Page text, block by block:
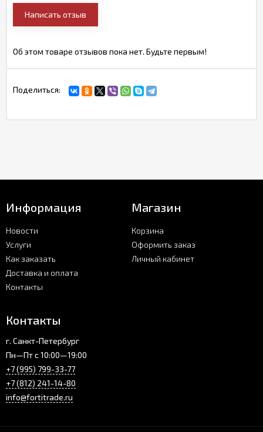
Написать отзыв
Об этом товаре отзывов пока нет. Будьте первым!
Поделиться:
Информация
Новости
Услуги
Как заказать
Доставка и оплата
Контакты
Магазин
Корзина
Оформить заказ
Личный кабинет
Контакты
г. Санкт-Петербург
Пн—Пт с 10:00—19:00
+7 (995) 799-33-77
+7 (812) 241-14-80
info@fortitrade.ru